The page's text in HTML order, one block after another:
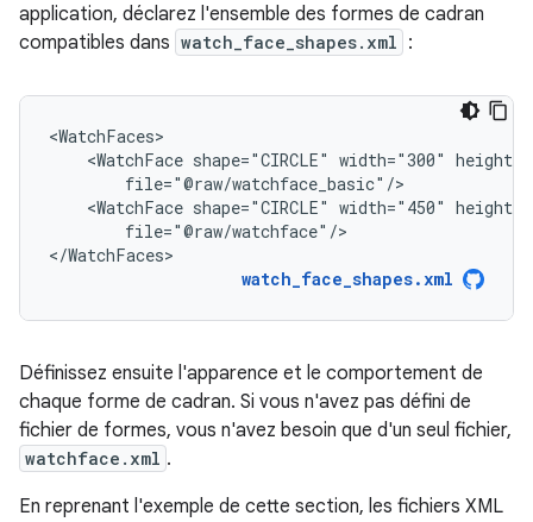
application, déclarez l'ensemble des formes de cadran
compatibles dans watch_face_shapes.xml :
<WatchFace shape="CIRCLE" width="300"
<WatchFace shape="CIRCLE" width="450"
file="@raw/watchface"/>
</WatchFaces>
watch_face_shapes.xml
Définissez ensuite l'apparence et le comportement de
chaque forme de cadran. Si vous n'avez pas défini de
fichier de formes, vous n'avez besoin que d'un seul fichier,
watchface.xml .
En reprenant l'exemple de cette section, les fichiers XML